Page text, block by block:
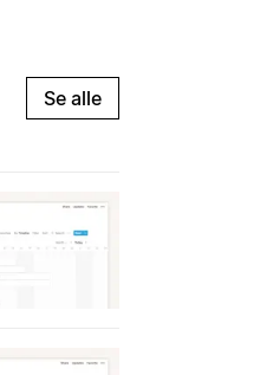
Se alle